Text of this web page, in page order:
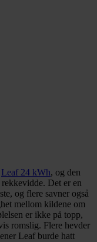
Leaf 24 kWh, og den
Det er en
og flere savner også
mellom kildene om
er ikke på topp,
romslig. Flere hevder
Leaf burde hatt